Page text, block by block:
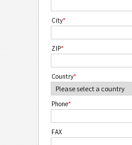
City*
ZIP*
Country*
Phone*
FAX